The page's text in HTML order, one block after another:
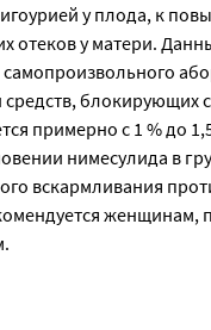
у плода, к
отеков у матери.
средств,
примерно с 1 % до
нимесулида в
вскармливания